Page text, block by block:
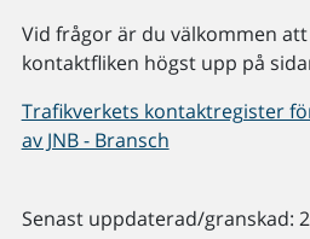
Vid frågor är du välkommen
kontaktfliken högst upp på
Trafikverkets kontaktregister
av JNB - Bransch
Senast uppdaterad/granskad: